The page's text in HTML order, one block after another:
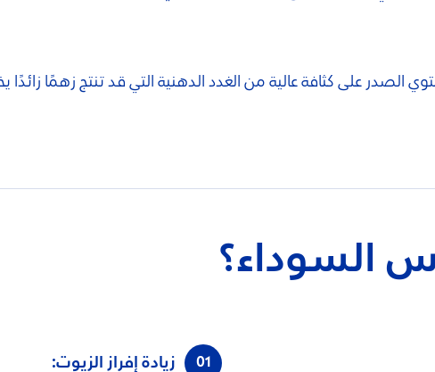
الصدر على كثافة عالية من الغدد الدهنية التي قد تنتج زهمًا زائدًا
السوداء؟
زيادة إفراز الزيوت: